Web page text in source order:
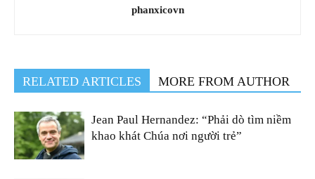
phanxicovn
RELATED ARTICLES MORE FROM AUTHOR
Jean Paul Hernandez: “Phải dò tìm niềm
khao khát Chúa nơi người trẻ”